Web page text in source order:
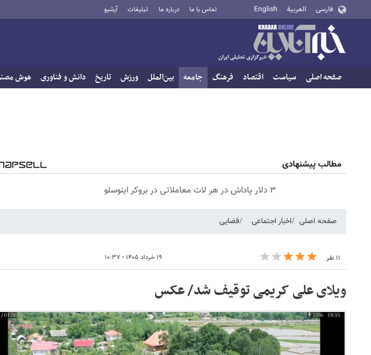
فارسی العربية English تماس با ما درباره ما تبلیغات آرشیو
صفحه اصلی سیاست اقتصاد فرهنگ جامعه بین‌الملل ورزش تاریخ دانش و فناوری هوش
مطالب پیشنهادی
۳ دلار پاداش در هر لات معاملاتی در بروکر اینوسلو
صفحه اصلی اخبار اجتماعی قضایی
۱۱ نفر ۱۹ خرداد ۱۴۰۵ - ۱۰:۳۷
ویلای علی کریمی توقیف شد/ عکس